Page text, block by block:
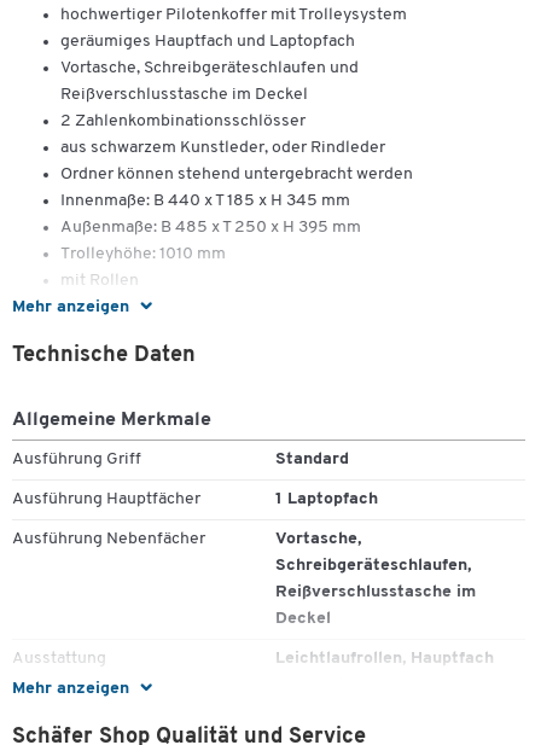
Mehr anzeigen
hochwertiger Pilotenkoffer mit Trolleysystem
geräumiges Hauptfach und Laptopfach
Vortasche, Schreibgeräteschlaufen und
Reißverschlusstasche im Deckel
2 Zahlenkombinationsschlösser
aus schwarzem Kunstleder, oder Rindleder
Ordner können stehend untergebracht werden
Innenmaße: B 440 x T 185 x H 345 mm
Außenmaße: B 485 x T 250 x H 395 mm
Trolleyhöhe: 1010 mm
mit Rollen
Innenmaße Laptopfach: B 420 x T 50 x H 285 mm, für 17"
Mehr anzeigen
Technische Daten
Allgemeine Merkmale
Ausführung Griff Standard
Ausführung Hauptfächer 1 Laptopfach
Ausführung Nebenfächer
Vortasche,
Schreibgeräteschlaufen,
Reißverschlusstasche im
Deckel
Ausstattung
Leichtlaufrollen, Hauptfach
Reißversschlusstasche im
Schäfer Shop Qualität und Service